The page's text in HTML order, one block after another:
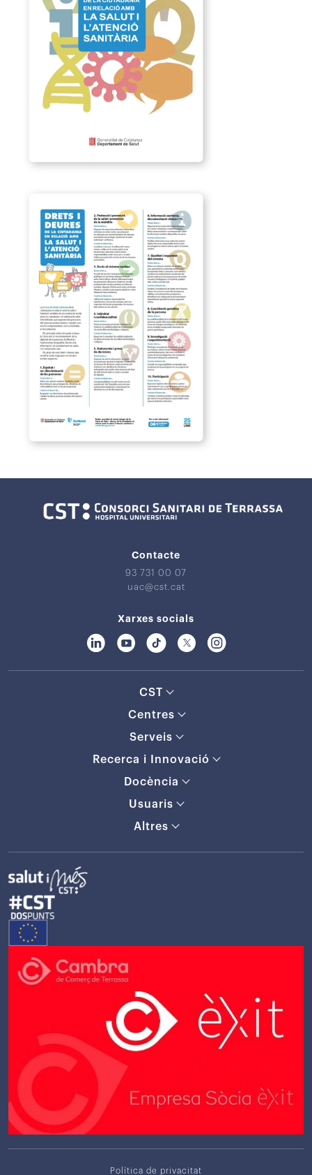
Contacte
93 731 00 07
uac@cst.cat
Xarxes socials
CST
Centres
Serveis
Recerca i Innovació
Docència
Usuaris
Altres
Política de privacitat